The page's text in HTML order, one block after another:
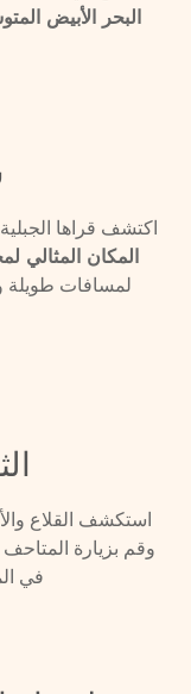
البحر الأبيض
اكتشف قراها
المكان المثالي
لمسافات طويلة
استكشف القلاع
وقم بزيارة المتاحف
في